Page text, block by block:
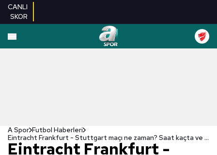
CANLI
SKOR
A Spor Futbol Haberleri
Eintracht Frankfurt - Stuttgart maçı ne zaman? Saat kaçta ve hangi kanalda? | Almanya Bundesliga
Eintracht Frankfurt -